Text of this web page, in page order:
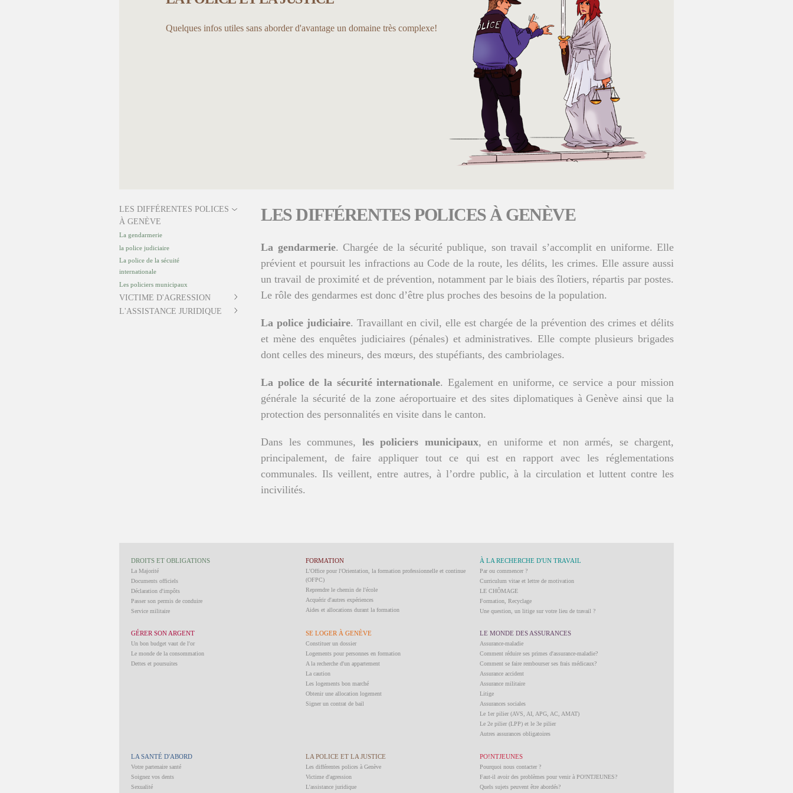
Quelques infos utiles sans aborder d'avantage un domaine très complexe!
LES DIFFÉRENTES POLICES
À GENÈVE
La gendarmerie
la police judiciaire
La police de la sécuité
internationale
Les policiers municipaux
VICTIME D'AGRESSION
L'ASSISTANCE JURIDIQUE
LES DIFFÉRENTES POLICES À GENÈVE
La gendarmerie. Chargée de la sécurité publique, son travail s’accomplit en uniforme. Elle
prévient et poursuit les infractions au Code de la route, les délits, les crimes. Elle assure aussi
un travail de proximité et de prévention, notamment par le biais des îlotiers, répartis par postes.
Le rôle des gendarmes est donc d’être plus proches des besoins de la population.
La police judiciaire. Travaillant en civil, elle est chargée de la prévention des crimes et délits
et mène des enquêtes judiciaires (pénales) et administratives. Elle compte plusieurs brigades
dont celles des mineurs, des mœurs, des stupéfiants, des cambriolages.
La police de la sécurité internationale. Egalement en uniforme, ce service a pour mission
générale la sécurité de la zone aéroportuaire et des sites diplomatiques à Genève ainsi que la
protection des personnalités en visite dans le canton.
Dans les communes, les policiers municipaux, en uniforme et non armés, se chargent,
principalement, de faire appliquer tout ce qui est en rapport avec les réglementations
communales. Ils veillent, entre autres, à l’ordre public, à la circulation et luttent contre les
incivilités.
DROITS ET OBLIGATIONS
La Majorité
Documents officiels
Déclaration d'impôts
Passer son permis de conduire
Service militaire
FORMATION
L'Office pour l'Orientation, la formation professionnelle et continue
(OFPC)
Reprendre le chemin de l'école
Acquérir d'autres expériences
Aides et allocations durant la formation
À LA RECHERCHE D'UN TRAVAIL
Par ou commencer ?
Curriculum vitae et lettre de motivation
LE CHÔMAGE
Formation, Recyclage
Une question, un litige sur votre lieu de travail ?
GÉRER SON ARGENT
Un bon budget vaut de l'or
Le monde de la consommation
Dettes et poursuites
SE LOGER À GENÈVE
Constituer un dossier
Logements pour personnes en formation
A la recherche d'un appartement
La caution
Les logements bon marché
Obtenir une allocation logement
Signer un contrat de bail
LE MONDE DES ASSURANCES
Assurance-maladie
Comment réduire ses primes d'assurance-maladie?
Comment se faire rembourser ses frais médicaux?
Assurance accident
Assurance militaire
Litige
Assurances sociales
Le 1er pilier (AVS, AI, APG, AC, AMAT)
Le 2e pilier (LPP) et le 3e pilier
Autres assurances obligatoires
LA SANTÉ D'ABORD
Votre partenaire santé
Soignez vos dents
Sexualité
LA POLICE ET LA JUSTICE
Les différentes polices à Genève
Victime d'agression
L'assistance juridique
PO!NTJEUNES
Pourquoi nous contacter ?
Faut-il avoir des problèmes pour venir à PO!NTJEUNES?
Quels sujets peuvent être abordés?